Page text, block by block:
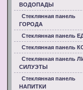
ВОДОПАДЫ
Стеклянная панель
ГОРОДА
Стеклянная панель
Стеклянная панель
Стеклянная панель
СИЛУЭТЫ
Стеклянная панель
НАПИТКИ